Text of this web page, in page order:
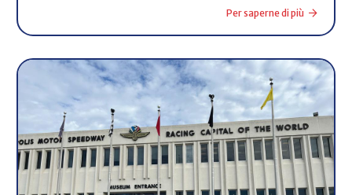
Per saperne di più